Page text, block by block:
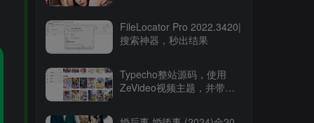
FileLocator Pro 2022.3420|
搜索神器，秒出结果
Typecho整站源码，使用
ZeVideo视频主题，并带有